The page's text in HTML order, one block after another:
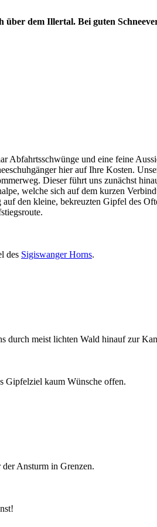
dem Illertal. Bei guten
Abfahrtsschwünge und eine feine
hier auf Ihre Kosten.
Dieser führt uns zunächst
welche sich auf dem kurzen
den kleine, bekreuzten Gipfel des
des Sigiswanger Horns.
durch meist lichten Wald hinauf zur
Gipfelziel kaum Wünsche offen.
Ansturm in Grenzen.